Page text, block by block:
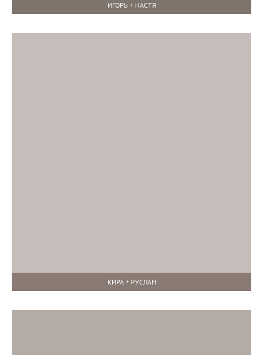
ИГОРЬ + НАСТЯ
КИРА + РУСЛАН